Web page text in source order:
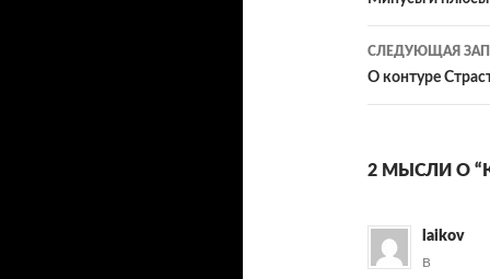
записям
СЛЕДУЮЩАЯ
О контуре
2 МЫСЛИ О
laikov
В